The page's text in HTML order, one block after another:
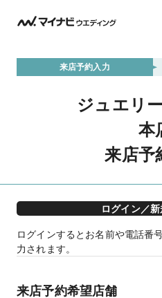
来店予約入力
ジュエリ
本
来店予
ログイン／
ログインするとお名前や電話番
力されます。
来店予約希望店舗